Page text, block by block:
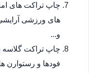
چاپ تراکت های
های ورزشی
و...
چاپ تراکت گلاسه
فودها و رستوارن